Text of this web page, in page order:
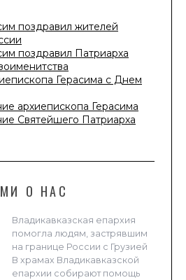
поздравил жителей
поздравил Патриарха
Герасима с Днем
архиепископа Герасима
Святейшего Патриарха
О НАС
Владикавказская епархия
помогла людям, застрявшим
на границе России с Грузией
В храмах Владикавказской
епархии собирают помощь